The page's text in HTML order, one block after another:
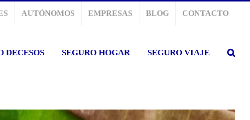
AUTÓNOMOS EMPRESAS BLOG CONTACTO
DECESOS SEGURO HOGAR SEGURO VIAJE